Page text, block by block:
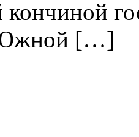
кончиной
Южной […]